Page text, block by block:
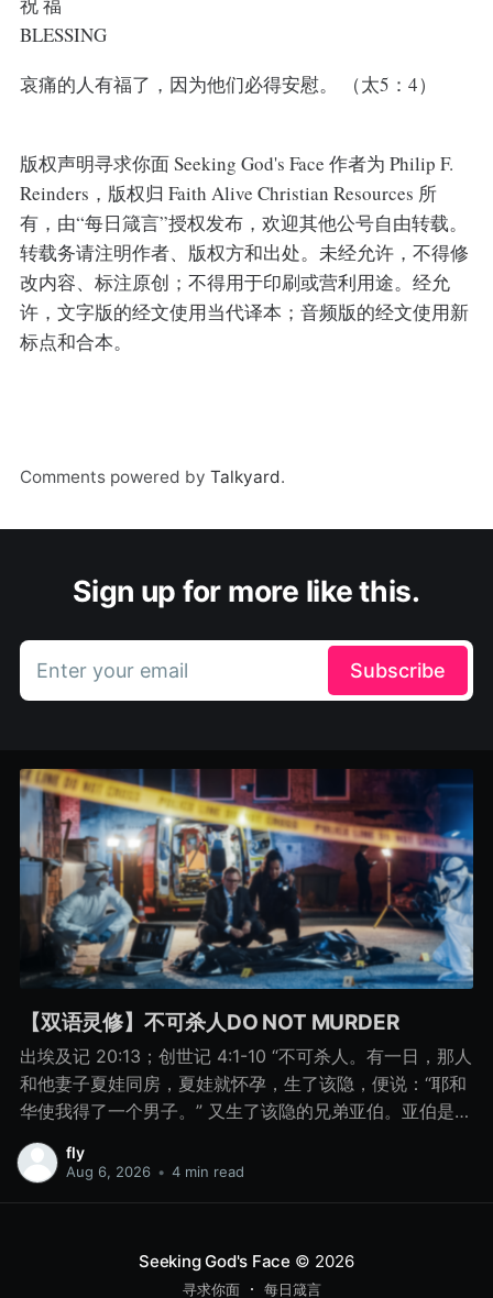
BLESSING
哀痛的人有福了，因为他们必得安慰。 （太5：4）
版权声明寻求你面 Seeking God's Face 作者为 Philip F.
Reinders，版权归 Faith Alive Christian Resources 所
有，由“每日箴言”授权发布，欢迎其他公号自由转载。
转载务请注明作者、版权方和出处。未经允许，不得修
改内容、标注原创；不得用于印刷或营利用途。经允
许，文字版的经文使用当代译本；音频版的经文使用新
标点和合本。
Comments powered by Talkyard.
Sign up for more like this.
Enter your email Subscribe
【双语灵修】不可杀人DO NOT MURDER
出埃及记 20:13；创世记 4:1-10 “不可杀人。有一日，那人
和他妻子夏娃同房，夏娃就怀孕，生了该隐，便说：“耶和
华使我得了一个男子。” 又生了该隐的兄弟亚伯。亚伯是牧
羊的，该隐是种地的。 有一日，该隐拿地里的出产为供物
献给耶和华， 亚伯也将他羊群中头生的和羊的脂油献上。
为什么发怒呢？你为什么变了脸色呢？ 你若行得好，岂不
蒙悦纳？你若行得不好，罪就伏在门前。它必恋慕你，你
fly
Aug 6, 2026 • 4 min read
Seeking God's Face © 2026
寻求你面 每日箴言